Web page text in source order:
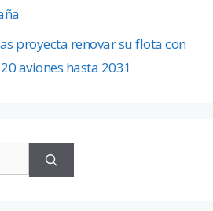
proyecta renovar su flota con
aviones hasta 2031